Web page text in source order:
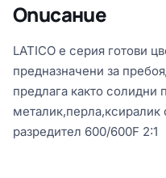
Описание
LATICO е серия готови
предназначени за
предлага както солидни
разредител 600/600F 2:1